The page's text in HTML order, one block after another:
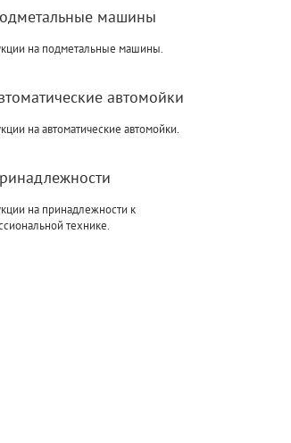
машины
на подметальные машины.
автомойки
на автоматические автомойки.
на принадлежности к
технике.